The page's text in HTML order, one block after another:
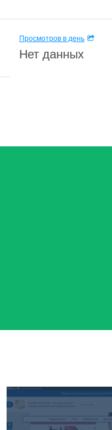
Просмотров в день
Нет данных